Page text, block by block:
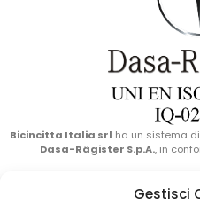
Gestisci
Bicincitta Italia srl ha un sistema
Dasa-Rägister S.p.A., in
Dasa-Rägister S.p.A., in